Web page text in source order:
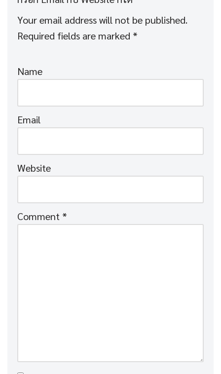
Your email address will not be published.
Required fields are marked *
Name
Email
Website
Comment *